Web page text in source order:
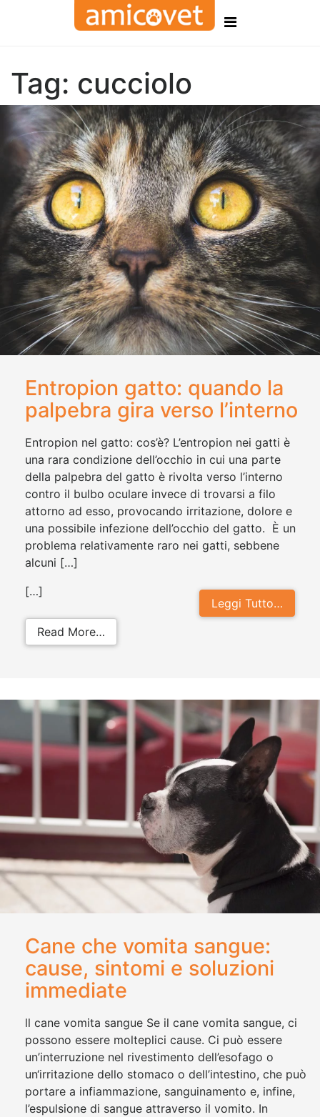
Tag: cucciolo
Entropion gatto: quando la
palpebra gira verso l’interno
Entropion nel gatto: cos’è? L’entropion nei gatti è
una rara condizione dell’occhio in cui una parte
della palpebra del gatto è rivolta verso l’interno
contro il bulbo oculare invece di trovarsi a filo
attorno ad esso, provocando irritazione, dolore e
una possibile infezione dell’occhio del gatto. È un
problema relativamente raro nei gatti, sebbene
alcuni […]
Leggi Tutto…
[…]
Read More…
Cane che vomita sangue:
cause, sintomi e soluzioni
immediate
ll cane vomita sangue Se il cane vomita sangue, ci
possono essere molteplici cause. Ci può essere
un’interruzione nel rivestimento dell’esofago o
un‘irritazione dello stomaco o dell’intestino, che può
portare a infiammazione, sanguinamento e, infine,
l’espulsione di sangue attraverso il vomito. In